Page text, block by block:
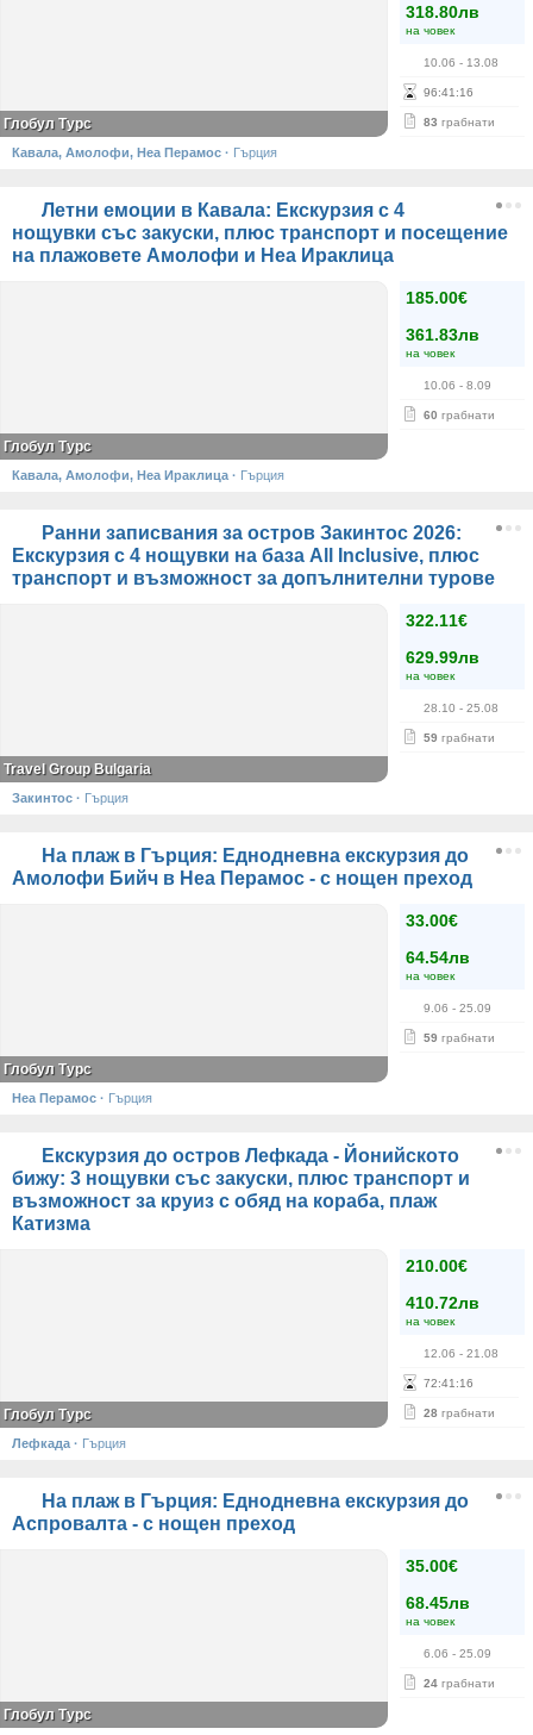
318.80лв
на човек
10.06 - 13.08
96:41 :15
83 грабнати
Глобул Турс
Кавала, Амолофи, Неа Перамос · Гърция
Летни емоции в Кавала: Екскурзия с 4
нощувки със закуски, плюс транспорт и посещение
на плажовете Амолофи и Неа Ираклица
185.00€
361.83лв
на човек
10.06 - 8.09
60 грабнати
Глобул Турс
Кавала, Амолофи, Неа Ираклица · Гърция
Ранни записвания за остров Закинтос 2026:
Екскурзия с 4 нощувки на база All Inclusive, плюс
транспорт и възможност за допълнителни турове
322.11€
629.99лв
на човек
28.10 - 25.08
59 грабнати
Travel Group Bulgaria
Закинтос · Гърция
На плаж в Гърция: Еднодневна екскурзия до
Амолофи Бийч в Неа Перамос - с нощен преход
33.00€
64.54лв
на човек
9.06 - 25.09
59 грабнати
Глобул Турс
Неа Перамос · Гърция
Екскурзия до остров Лефкада - Йонийското
бижу: 3 нощувки със закуски, плюс транспорт и
възможност за круиз с обяд на кораба, плаж
Катизма
210.00€
410.72лв
на човек
12.06 - 21.08
72:41 :15
28 грабнати
Глобул Турс
Лефкада · Гърция
На плаж в Гърция: Еднодневна екскурзия до
Аспровалта - с нощен преход
35.00€
68.45лв
на човек
6.06 - 25.09
24 грабнати
Глобул Турс